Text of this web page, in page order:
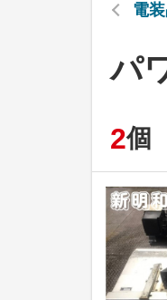
電
パ
2個